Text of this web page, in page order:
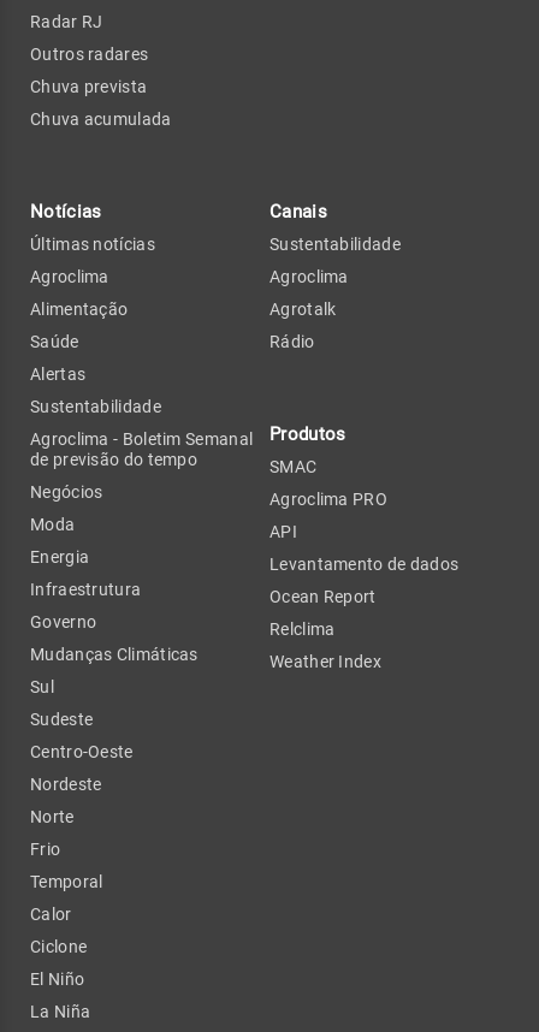
Radar RJ
Outros radares
Chuva prevista
Chuva acumulada
Notícias
Últimas notícias
Agroclima
Alimentação
Saúde
Alertas
Sustentabilidade
Agroclima - Boletim Semanal
de previsão do tempo
Negócios
Moda
Energia
Infraestrutura
Governo
Mudanças Climáticas
Sul
Sudeste
Centro-Oeste
Nordeste
Norte
Frio
Temporal
Calor
Ciclone
El Niño
La Niña
Canais
Sustentabilidade
Agroclima
Agrotalk
Rádio
Produtos
SMAC
Agroclima PRO
API
Levantamento de dados
Ocean Report
Relclima
Weather Index